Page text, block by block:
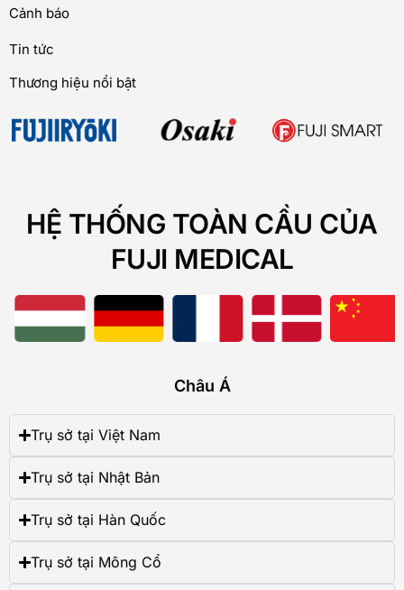
Cảnh báo
Tin tức
Thương hiệu nổi bật
HỆ THỐNG TOÀN CẦU CỦA
FUJI MEDICAL
Châu Á
Trụ sở tại Việt Nam
Trụ sở tại Nhật Bản
Trụ sở tại Hàn Quốc
Trụ sở tại Mông Cổ